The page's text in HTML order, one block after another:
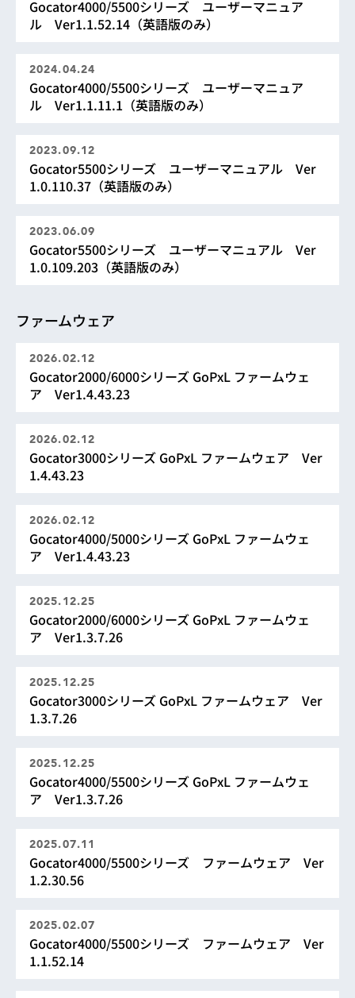
Gocator4000/5500シリーズ ユーザーマニュア
ル Ver1.1.52.14（英語版のみ）
2024.04.24
Gocator4000/5500シリーズ ユーザーマニュア
ル Ver1.1.11.1（英語版のみ）
2023.09.12
Gocator5500シリーズ ユーザーマニュアル Ver
1.0.110.37（英語版のみ）
2023.06.09
Gocator5500シリーズ ユーザーマニュアル Ver
1.0.109.203（英語版のみ）
ファームウェア
2026.02.12
Gocator2000/6000シリーズ GoPxL ファームウェ
ア Ver1.4.43.23
2026.02.12
Gocator3000シリーズ GoPxL ファームウェア Ver
1.4.43.23
2026.02.12
Gocator4000/5000シリーズ GoPxL ファームウェ
ア Ver1.4.43.23
2025.12.25
Gocator2000/6000シリーズ GoPxL ファームウェ
ア Ver1.3.7.26
2025.12.25
Gocator3000シリーズ GoPxL ファームウェア Ver
1.3.7.26
2025.12.25
Gocator4000/5500シリーズ GoPxL ファームウェ
ア Ver1.3.7.26
2025.07.11
Gocator4000/5500シリーズ ファームウェア Ver
1.2.30.56
2025.02.07
Gocator4000/5500シリーズ ファームウェア Ver
1.1.52.14